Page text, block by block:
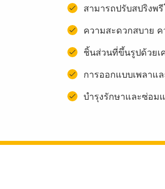
สามารถปรับสปริงพ
ความสะดวกสบาย
ชิ้นส่วนที่ขึ้นรูปด้วยเ
การออกแบบเพลาแ
บํารุงรักษาและซ่อม